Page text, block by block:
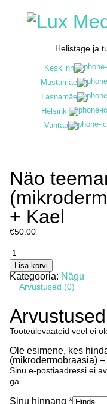
Helistage ja
Kesklinn
Mustamäe
Lasnamäe
Helsinki
Vantaa
Näo
+ Kael
€50.00
Näo
teemantlihvimine
(mikrodermobraasia)
-
Nägu
Kael
kogus
Lisa korvi
Kategooria: Nägu
Arvustused (0)
Arvustused
Tooteülevaateid veel ei
Ole esimene, kes
(mikrodermobraasia)
Sinu e-postiaadressi ei
ga
Sinu hinnang *